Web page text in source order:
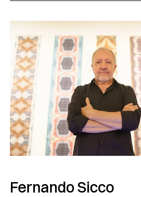
Fernando Sicco